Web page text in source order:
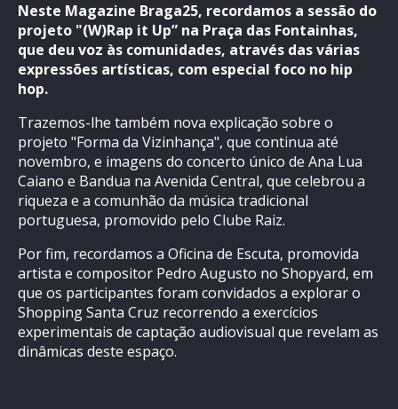
Neste Magazine Braga25, recordamos a sessão do
projeto "(W)Rap it Up” na Praça das Fontainhas,
que deu voz às comunidades, através das várias
expressões artísticas, com especial foco no hip
hop.
Trazemos-lhe também nova explicação sobre o
projeto "Forma da Vizinhança", que continua até
novembro, e imagens do concerto único de Ana Lua
Caiano e Bandua na Avenida Central, que celebrou a
riqueza e a comunhão da música tradicional
portuguesa, promovido pelo Clube Raiz.
Por fim, recordamos a Oficina de Escuta, promovida
artista e compositor Pedro Augusto no Shopyard, em
que os participantes foram convidados a explorar o
Shopping Santa Cruz recorrendo a exercícios
experimentais de captação audiovisual que revelam as
dinâmicas deste espaço.